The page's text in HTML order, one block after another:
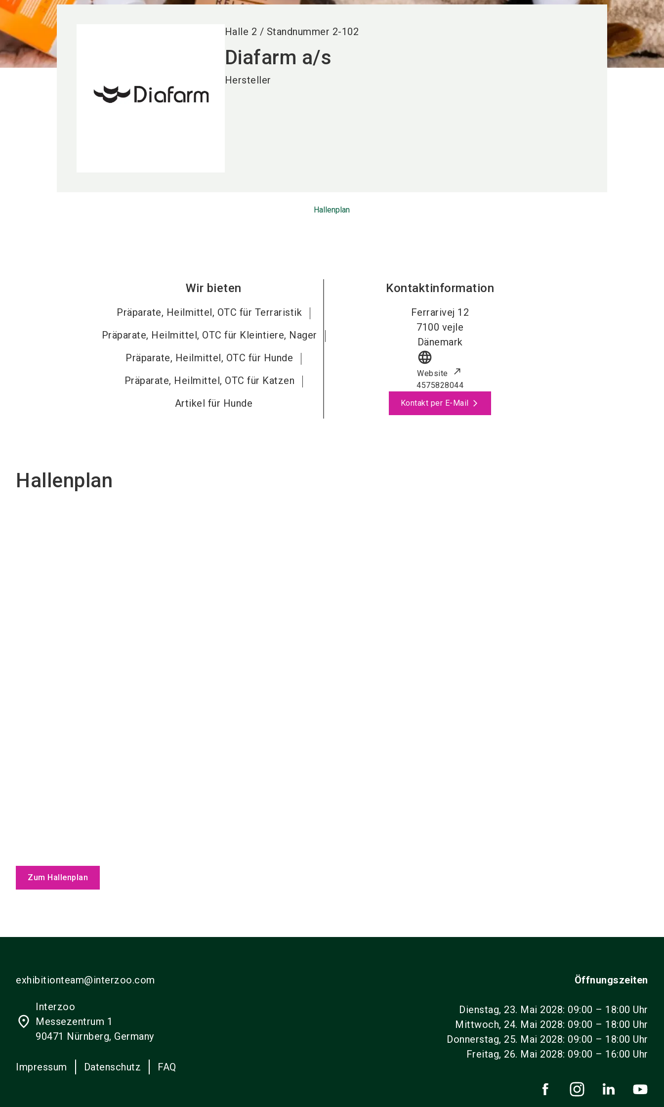
Halle 2 / Standnummer 2-102
Diafarm a/s
Hersteller
Hallenplan
Wir bieten
Präparate, Heilmittel, OTC für Terraristik
Präparate, Heilmittel, OTC für Kleintiere, Nager
Präparate, Heilmittel, OTC für Hunde
Präparate, Heilmittel, OTC für Katzen
Artikel für Hunde
Kontaktinformation
Ferrarivej 12
7100 vejle
Dänemark
language
Website
4575828044
Kontakt per E-Mail
Hallenplan
Zum Hallenplan
exhibitionteam@interzoo.com
place
Interzoo
Messezentrum 1
90471 Nürnberg, Germany
Impressum Datenschutz FAQ
Öffnungszeiten
Dienstag, 23. Mai 2028: 09:00 – 18:00 Uhr
Mittwoch, 24. Mai 2028: 09:00 – 18:00 Uhr
Donnerstag, 25. Mai 2028: 09:00 – 18:00 Uhr
Freitag, 26. Mai 2028: 09:00 – 16:00 Uhr